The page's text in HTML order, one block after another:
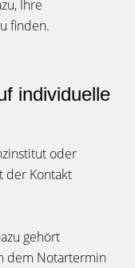
Ihre
finden.
individuelle
oder
der Kontakt
gehört
dem Notartermin